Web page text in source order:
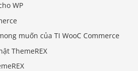
WP
muốn của TI WooC Commerce
ThemeREX